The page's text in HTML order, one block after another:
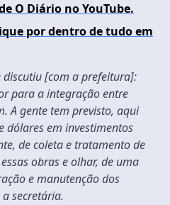
O Diário no YouTube.
por dentro de tudo em
discutiu [com a prefeitura]:
para a integração entre
A gente tem previsto, aqui
dólares em investimentos
de coleta e tratamento de
obras e olhar, de uma
e manutenção dos
secretária.